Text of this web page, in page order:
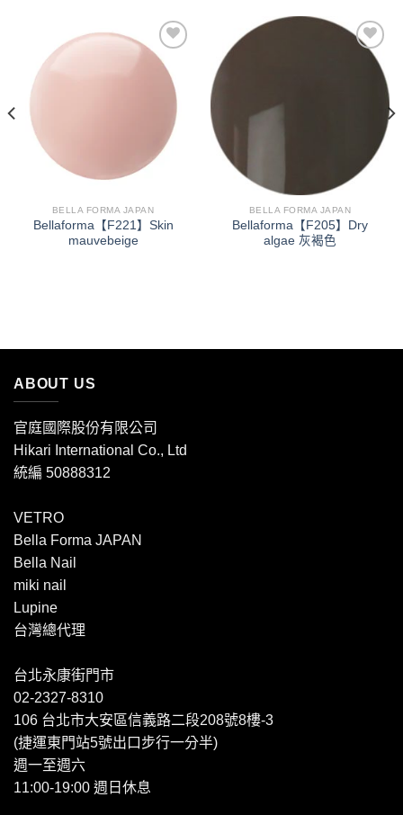
加入
「願
望清
單」
BELLA FORMA JAPAN
Bellaforma【F221】Skin
mauvebeige
加入
BELLA FORMA JAPAN
Bellaforma【F205】Dry
algae 灰褐色
ABOUT US
官庭國際股份有限公司
Hikari International Co., Ltd
統編 50888312
VETRO
Bella Forma JAPAN
Bella Nail
miki nail
Lupine
台灣總代理
台北永康街門市
02-2327-8310
106 台北市大安區信義路二段208號8樓-3
(捷運東門站5號出口步行一分半)
週一至週六
11:00-19:00 週日休息